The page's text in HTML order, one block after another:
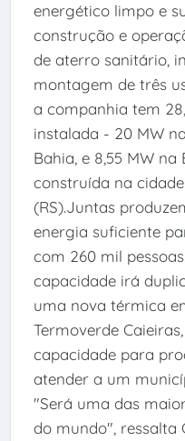
energético limpo e
construção e
de aterro sanitário,
montagem de três
a companhia tem
instalada - 20 MW
Bahia, e 8,55 MW na
construída na
(RS).Juntas
energia suficiente
com 260 mil
capacidade irá
uma nova térmica
Termoverde
capacidade para
atender a um
"Será uma das
do mundo", ressalta